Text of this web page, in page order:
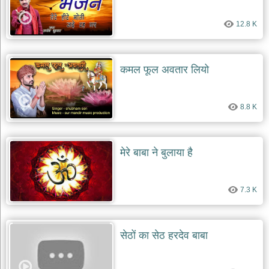
देश
भक्ति
patriotic
bhajans
खाटू
श्याम
भजन
khatu
bhajans
रानी
सती
दादी
भजन
rani
dadi
लाल
12.8 K
कमल फूल अवतार लियो
8.8 K
मेरे बाबा ने बुलाया है
7.3 K
सेठों का सेठ हरदेव बाबा